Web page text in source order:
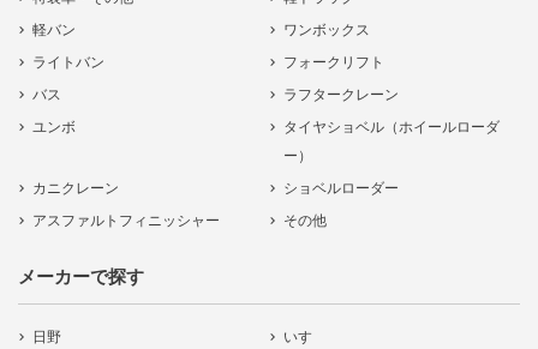
軽バン
ワンボックス
ライトバン
フォークリフト
バス
ラフタークレーン
ユンボ
タイヤショベル（ホイールローダ
ー）
カニクレーン
ショベルローダー
アスファルトフィニッシャー
その他
メーカーで探す
日野
いすゞ